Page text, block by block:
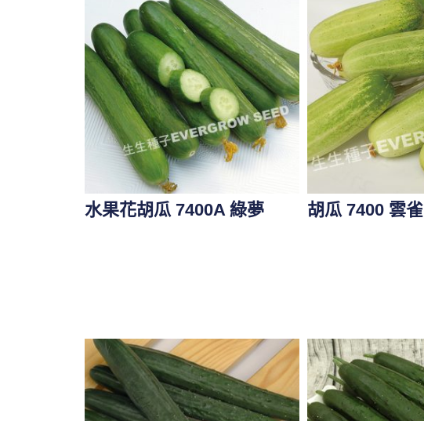
水果花胡瓜 7400A 綠夢 胡瓜 7400 雲雀